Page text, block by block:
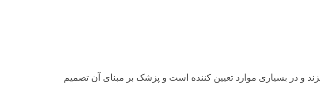
باید به خاطر بسپاریم سونوگرافی ترانس واژینال بارداری، آسیبی به جنین نمی‎زند و در بسیاری موارد تعیین کننده است و پزشک بر مبنای آن تصمیم